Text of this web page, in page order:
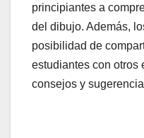
principiantes a
del dibujo. Además,
posibilidad de
estudiantes con otros
consejos y